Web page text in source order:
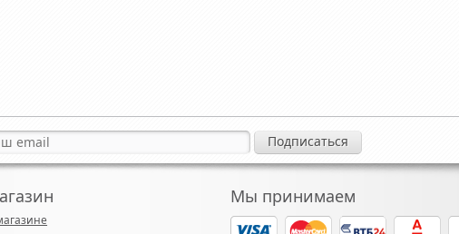
Мы принимаем